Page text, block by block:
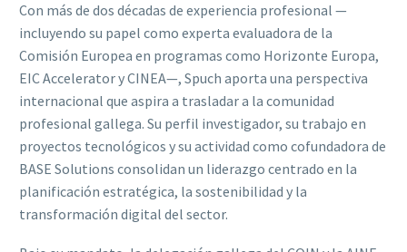
Con más de dos décadas de experiencia profesional —
incluyendo su papel como experta evaluadora de la
Comisión Europea en programas como Horizonte Europa,
EIC Accelerator y CINEA—, Spuch aporta una perspectiva
internacional que aspira a trasladar a la comunidad
profesional gallega. Su perfil investigador, su trabajo en
proyectos tecnológicos y su actividad como cofundadora de
BASE Solutions consolidan un liderazgo centrado en la
planificación estratégica, la sostenibilidad y la
transformación digital del sector.